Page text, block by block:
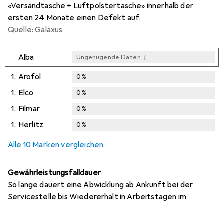
«Versandtasche + Luftpolstertasche» innerhalb der
ersten 24 Monate einen Defekt auf.
Quelle: Galaxus
Alba Ungenügende Daten i
1. Arofol 0%
1. Elco 0%
1. Filmar 0%
1. Herlitz 0%
Alle 10 Marken vergleichen
Gewährleistungsfalldauer
So lange dauert eine Abwicklung ab Ankunft bei der
Servicestelle bis Wiedererhalt in Arbeitstagen im